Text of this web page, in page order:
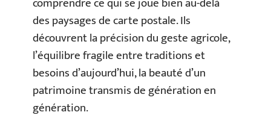
des paysages de carte postale. Ils
découvrent la précision du geste agricole,
l’équilibre fragile entre traditions et
besoins d’aujourd’hui, la beauté d’un
patrimoine transmis de génération en
génération.